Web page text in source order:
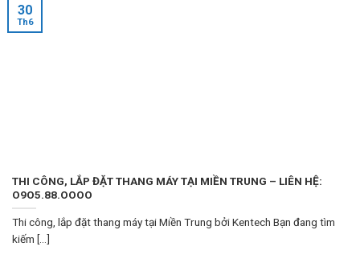
THI CÔNG, LẮP ĐẶT THANG MÁY TẠI MIỀN TRUNG – LIÊN HỆ:
O9O5.88.OOOO
Thi công, lắp đặt thang máy tại Miền Trung bởi Kentech Bạn đang tìm
kiếm [...]
30
Th6